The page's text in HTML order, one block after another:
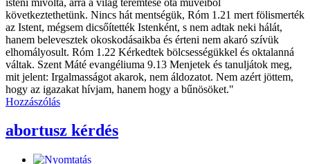
következtethetünk. Nincs hát mentségük, Róm 1.21 mert fölismerték
az Istent, mégsem dicsőítették Istenként, s nem adtak neki hálát,
hanem belevesztek okoskodásaikba és érteni nem akaró szívük
elhomályosult. Róm 1.22 Kérkedtek bölcsességükkel és oktalanná
váltak. Szent Máté evangéliuma 9.13 Menjetek és tanuljátok meg,
mit jelent: Irgalmasságot akarok, nem áldozatot. Nem azért jöttem,
hogy az igazakat hívjam, hanem hogy a bűnösöket."
Hozzászólás
abortusz kérdés